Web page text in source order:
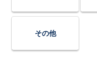
その他